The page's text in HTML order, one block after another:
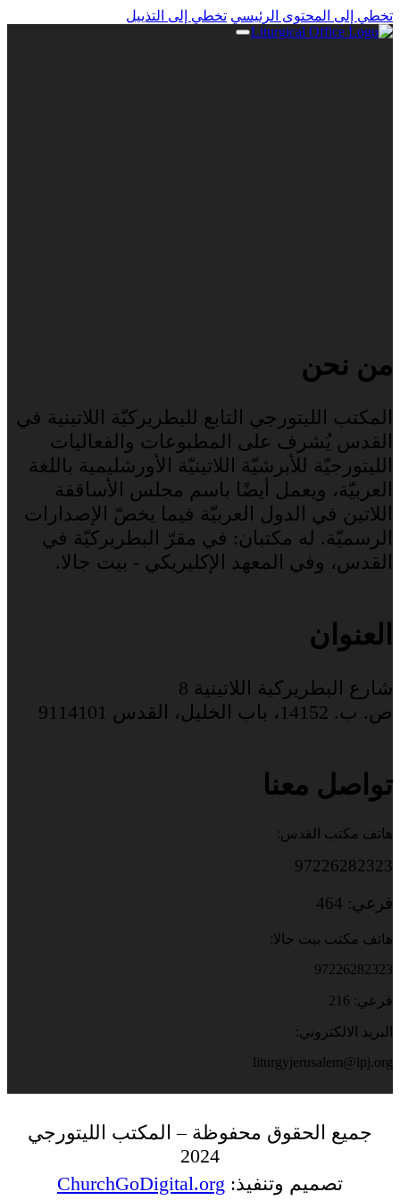
تخطي إلى المحتوى الرئيسي تخطي إلى التذييل
من نحن
المكتب الليتورجي التابع للبطريركيّة اللاتينية في
القدس يُشرف على المطبوعات والفعاليات
الليتورجيّة للأبرشيّة اللاتينيّة الأورشليمية باللغة
العربيّة، ويعمل أيضًا باسم مجلس الأساقفة
اللاتين في الدول العربيّة فيما يخصّ الإصدارات
الرسميّة. له مكتبان: في مقرّ البطريركيّة في
القدس، وفي المعهد الإكليريكي - بيت جالا.
العنوان
شارع البطريركية اللاتينية 8
ص. ب. 14152، باب الخليل، القدس 9114101
تواصل معنا
هاتف مكتب القدس:
97226282323
فرعي: 464
هاتف مكتب بيت جالا:
97226282323
فرعي: 216
البريد الالكتروني:
liturgyjerusalem@lpj.org
جميع الحقوق محفوظة – المكتب الليتورجي
2024
تصميم وتنفيذ: ChurchGoDigital.org